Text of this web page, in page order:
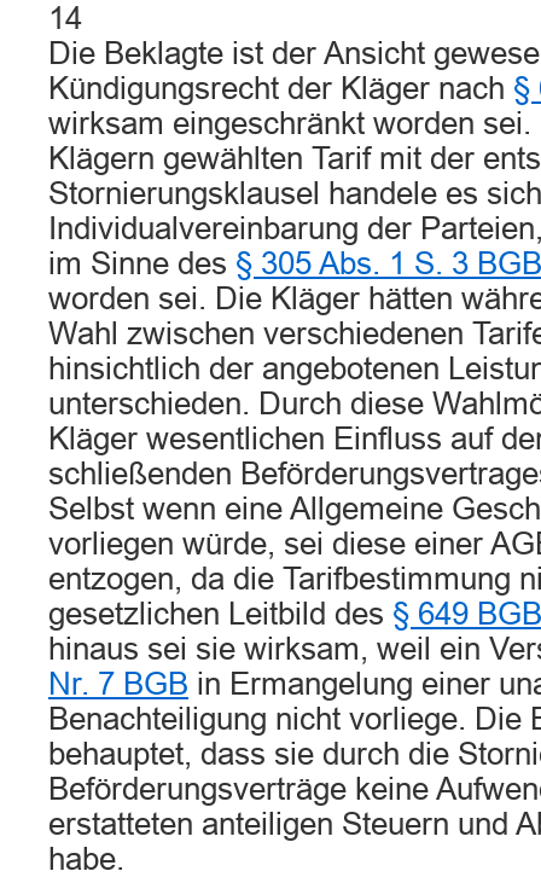
14
Die Beklagte ist der Ansicht
Kündigungsrecht der Kläger nach §
wirksam eingeschränkt worden
Klägern gewählten Tarif mit der
Stornierungsklausel handele es
Individualvereinbarung der
im Sinne des § 305 Abs. 1 S. 3 BGB
worden sei. Die Kläger hätten
Wahl zwischen verschiedenen
hinsichtlich der angebotenen
unterschieden. Durch diese
Kläger wesentlichen Einfluss auf
schließenden
Selbst wenn eine Allgemeine
vorliegen würde, sei diese einer
entzogen, da die Tarifbestimmung
gesetzlichen Leitbild des § 649 BGB
hinaus sei sie wirksam, weil ein
Nr. 7 BGB in Ermangelung einer
Benachteiligung nicht vorliege. Die
behauptet, dass sie durch die
Beförderungsverträge keine
erstatteten anteiligen Steuern und
habe.